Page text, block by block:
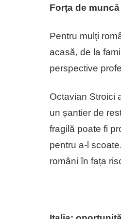
Forța de
Pentru mulți
acasă, de la
perspective
Octavian Stroici
un șantier de
fragilă poate fi
pentru a-l
români în fața